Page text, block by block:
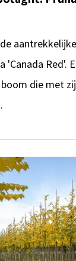
'Canada Red'.
die met